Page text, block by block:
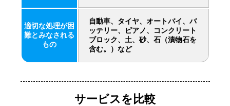
適切な処理が困
難とみなされる
もの
自動車、タイヤ、オートバイ、バ
ッテリー、ピアノ、コンクリート
ブロック、土、砂、石（漬物石を
含む。）など
サービスを比較